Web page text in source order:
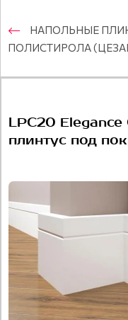
НАПОЛЬНЫЕ
ПОЛИСТИРОЛА
LPC20
плинтус под